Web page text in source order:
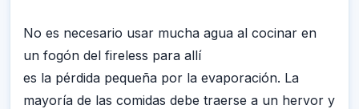
No es necesario usar mucha agua al cocinar en
un fogón del fireless para allí
es la pérdida pequeña por la evaporación. La
mayoría de las comidas debe traerse a un hervor y